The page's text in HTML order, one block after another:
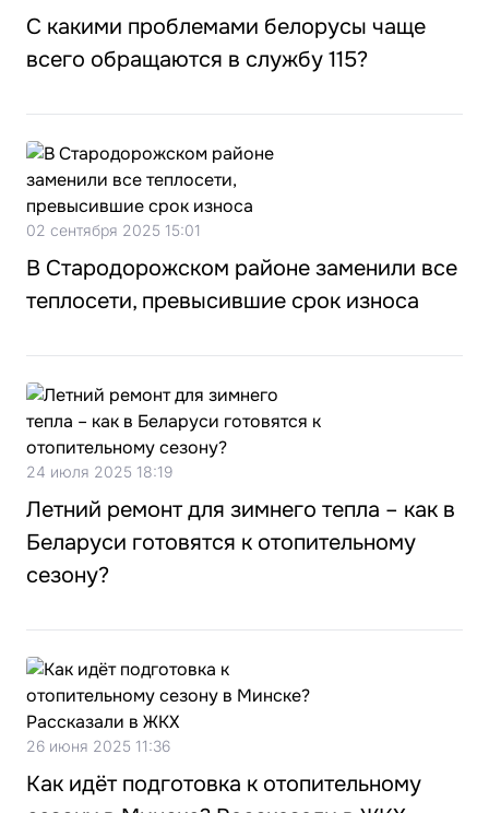
С какими проблемами белорусы чаще
всего обращаются в службу 115?
02 сентября 2025 15:01
В Стародорожском районе заменили все
теплосети, превысившие срок износа
24 июля 2025 18:19
Летний ремонт для зимнего тепла – как в
Беларуси готовятся к отопительному
сезону?
26 июня 2025 11:36
Как идёт подготовка к отопительному